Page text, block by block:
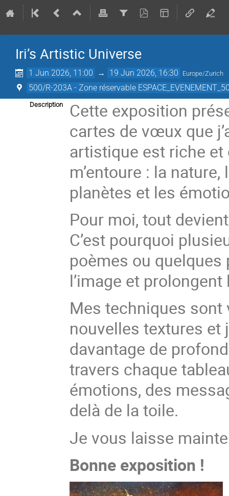
Iri’s Artistic Universe
1 Jun 2026, 11:00 → 19 Jun 2026, 16:30 Europe/Zurich
500/R-203A - Zone réservable
Description
Cette exposition
cartes de vœux que
artistique est riche
m’entoure : la
planètes et les
Pour moi, tout
C’est pourquoi
poèmes ou
l’image et
Mes techniques sont
nouvelles textures et
davantage de
travers chaque
émotions, des
delà de la toile.
Je vous laisse
Bonne exposition !